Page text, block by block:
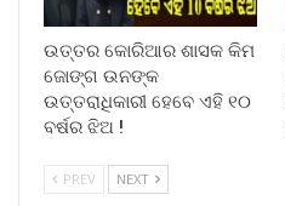
ଉତ୍ତର କୋରିଆର ଶାସକ କିମ
ଜୋଙ୍ଗ ଉନଙ୍କ
ଉତ୍ତରାଧିକାରୀ ହେବେ ଏହି ୧୦
ବର୍ଷର ଝିଅ !
PREV NEXT